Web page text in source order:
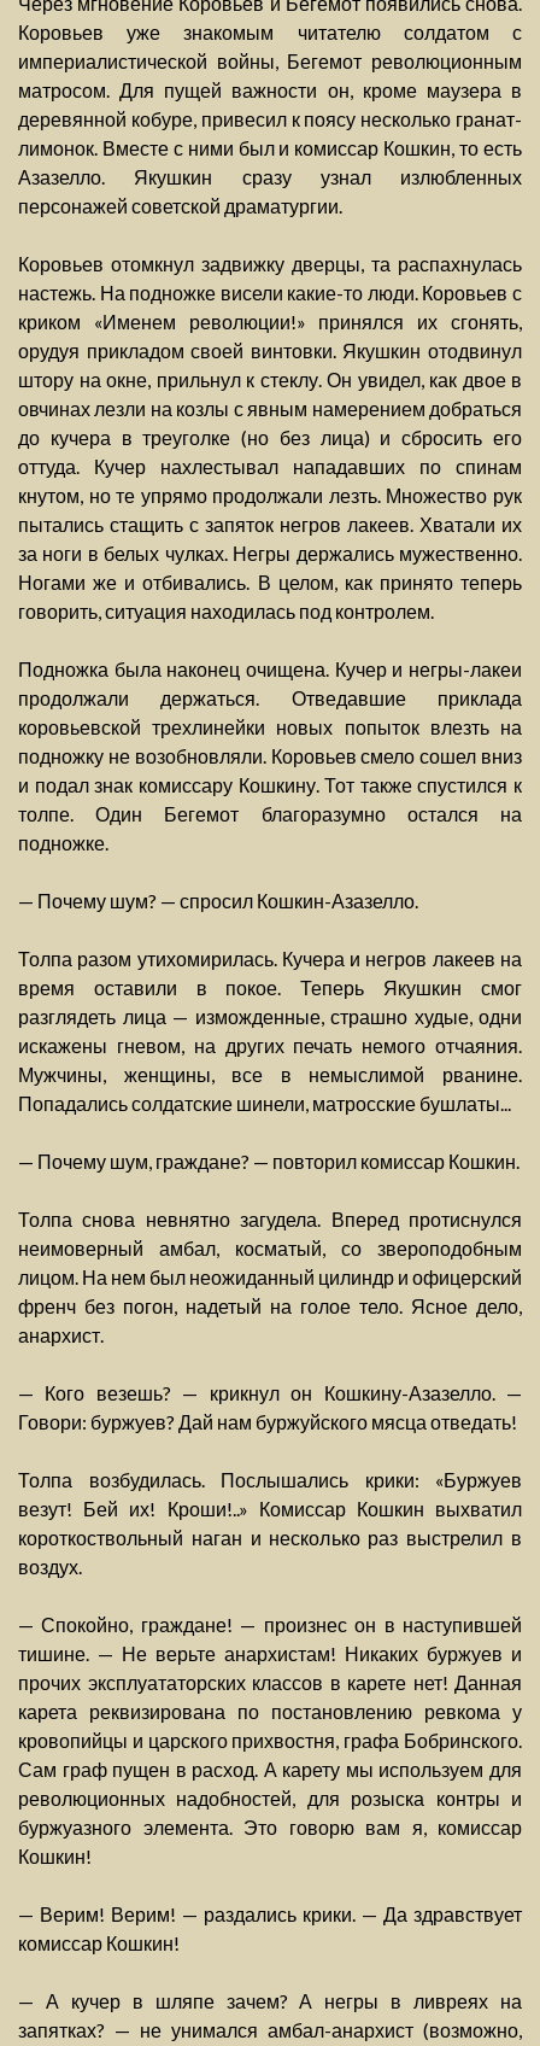
Коровьев уже знакомым читателю солдатом с
империалистической войны, Бегемот революционным
матросом. Для пущей важности он, кроме маузера в
деревянной кобуре, привесил к поясу несколько гранат-
лимонок. Вместе с ними был и комиссар Кошкин, то есть
Азазелло. Якушкин сразу узнал излюбленных
персонажей советской драматургии.
Коровьев отомкнул задвижку дверцы, та распахнулась
настежь. На подножке висели какие-то люди. Коровьев с
криком «Именем революции!» принялся их сгонять,
орудуя прикладом своей винтовки. Якушкин отодвинул
штору на окне, прильнул к стеклу. Он увидел, как двое в
овчинах лезли на козлы с явным намерением добраться
до кучера в треуголке (но без лица) и сбросить его
оттуда. Кучер нахлестывал нападавших по спинам
кнутом, но те упрямо продолжали лезть. Множество рук
пытались стащить с запяток негров лакеев. Хватали их
за ноги в белых чулках. Негры держались мужественно.
Ногами же и отбивались. В целом, как принято теперь
говорить, ситуация находилась под контролем.
Подножка была наконец очищена. Кучер и негры-лакеи
продолжали держаться. Отведавшие приклада
коровьевской трехлинейки новых попыток влезть на
подножку не возобновляли. Коровьев смело сошел вниз
и подал знак комиссару Кошкину. Тот также спустился к
толпе. Один Бегемот благоразумно остался на
подножке.
— Почему шум? — спросил Кошкин-Азазелло.
Толпа разом утихомирилась. Кучера и негров лакеев на
время оставили в покое. Теперь Якушкин смог
разглядеть лица — изможденные, страшно худые, одни
искажены гневом, на других печать немого отчаяния.
Мужчины, женщины, все в немыслимой рванине.
Попадались солдатские шинели, матросские бушлаты...
— Почему шум, граждане? — повторил комиссар Кошкин.
Толпа снова невнятно загудела. Вперед протиснулся
неимоверный амбал, косматый, со звероподобным
лицом. На нем был неожиданный цилиндр и офицерский
френч без погон, надетый на голое тело. Ясное дело,
анархист.
— Кого везешь? — крикнул он Кошкину-Азазелло. —
Говори: буржуев? Дай нам буржуйского мясца отведать!
Толпа возбудилась. Послышались крики: «Буржуев
везут! Бей их! Кроши!..» Комиссар Кошкин выхватил
короткоствольный наган и несколько раз выстрелил в
воздух.
— Спокойно, граждане! — произнес он в наступившей
тишине. — Не верьте анархистам! Никаких буржуев и
прочих эксплуататорских классов в карете нет! Данная
карета реквизирована по постановлению ревкома у
кровопийцы и царского прихвостня, графа Бобринского.
Сам граф пущен в расход. А карету мы используем для
революционных надобностей, для розыска контры и
буржуазного элемента. Это говорю вам я, комиссар
Кошкин!
— Верим! Верим! — раздались крики. — Да здравствует
комиссар Кошкин!
— А кучер в шляпе зачем? А негры в ливреях на
запятках? — не унимался амбал-анархист (возможно,